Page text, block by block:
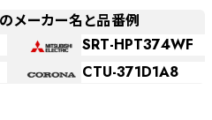
メーカー名と品番例
SRT-HPT374WF
CTU-371D1A8